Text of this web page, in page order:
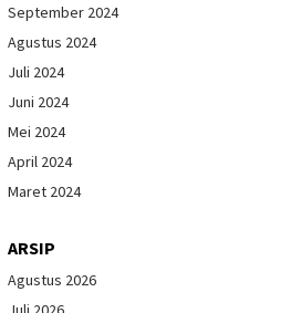
September 2024
Agustus 2024
Juli 2024
Juni 2024
Mei 2024
April 2024
Maret 2024
ARSIP
Agustus 2026